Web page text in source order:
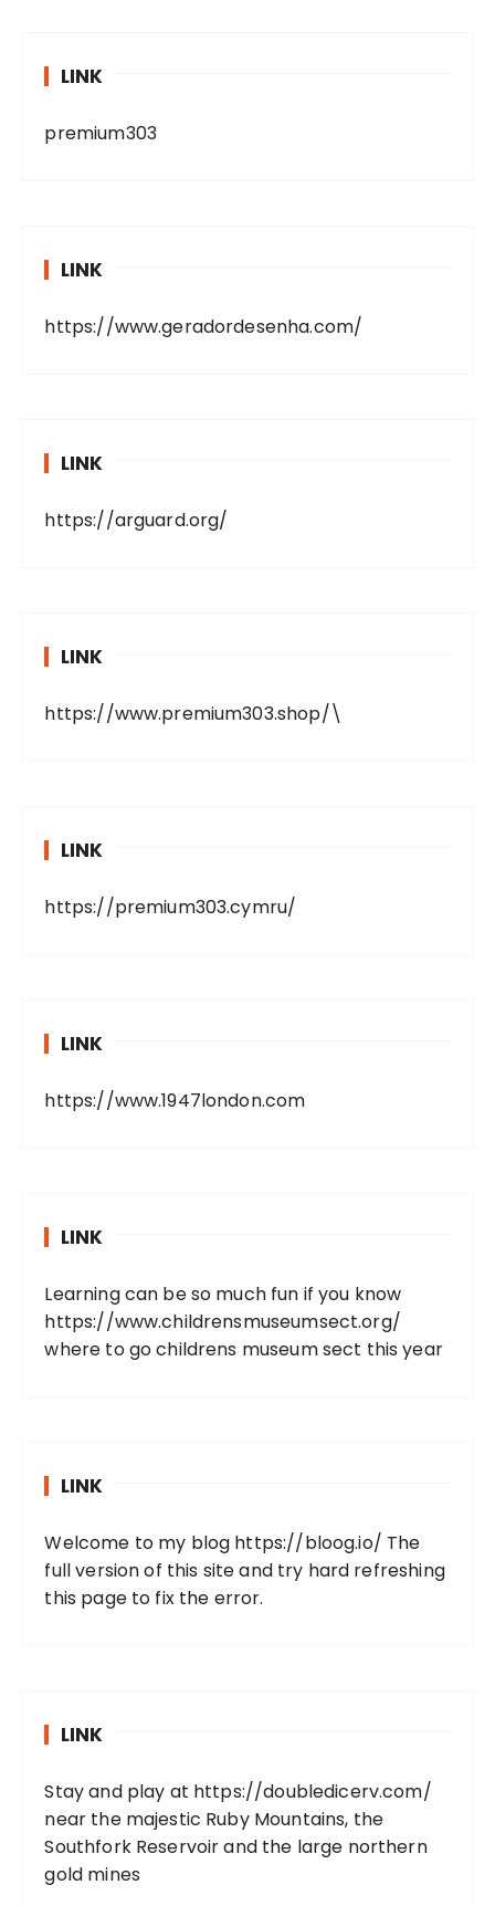
LINK
premium303
LINK
https://www.geradordesenha.com/
LINK
https://arguard.org/
LINK
https://www.premium303.shop/\
LINK
https://premium303.cymru/
LINK
https://www.1947london.com
LINK
Learning can be so much fun if you know
https://www.childrensmuseumsect.org/
where to go childrens museum sect this year
LINK
Welcome to my blog https://bloog.io/ The
full version of this site and try hard refreshing
this page to fix the error.
LINK
Stay and play at https://doubledicerv.com/
near the majestic Ruby Mountains, the
Southfork Reservoir and the large northern
gold mines